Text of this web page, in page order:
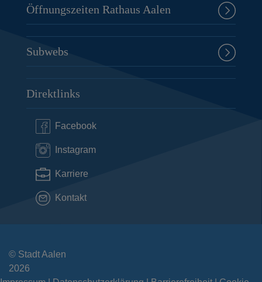
Öffnungszeiten Rathaus Aalen
Subwebs
Direktlinks
Facebook
Instagram
Karriere
Kontakt
© Stadt Aalen
2026